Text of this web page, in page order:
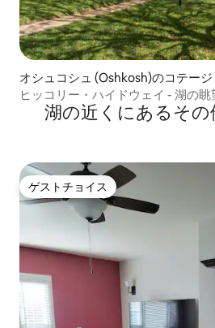
オシュコシュ (Oshkosh)のコテージ
ヒッコリー・ハイドウェイ - 湖の
湖の近くにあるその
ゲストチョイス
ゲストチョイス